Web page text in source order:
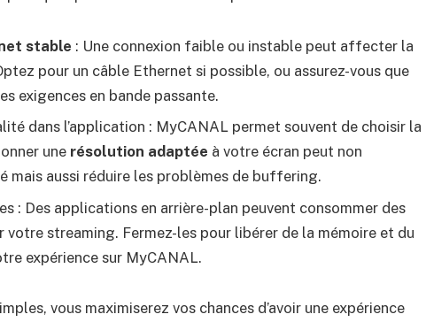
stable : Une connexion faible ou instable peut affecter la
pour un câble Ethernet si possible, ou assurez-vous que
exigences en bande passante.
dans l’application : MyCANAL permet souvent de choisir la
une résolution adaptée à votre écran peut non
mais aussi réduire les problèmes de buffering.
: Des applications en arrière-plan peuvent consommer des
votre streaming. Fermez-les pour libérer de la mémoire et du
expérience sur MyCANAL.
vous maximiserez vos chances d’avoir une expérience